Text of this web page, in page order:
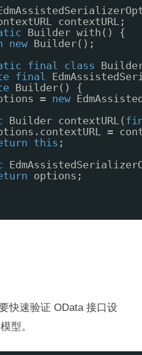
contextURL;
Builder with() {
new Builder();
final class
final
Builder() {
= new
Builder contextURL(
=
this ;
options;
快速验证 OData 接口设
型。